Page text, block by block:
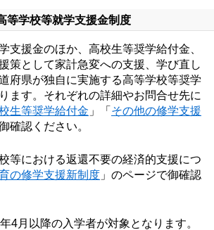
等学校等就学支援金制度
支援金のほか、高校生等奨学給付金、
策として家計急変への支援、学び直し
府県が独自に実施する高等学校等奨学
ます。それぞれの詳細やお問合せ先に
生等奨学給付金 」「 その他の修学支援
確認ください。
等における返還不要の経済的支援につ
の修学支援新制度 」のページで御確認
4月以降の入学者が対象となります。